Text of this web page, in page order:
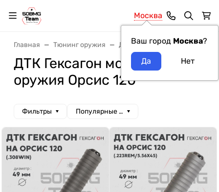
Москва
Ваш город Москва?
Главная Тюнинг оружия ДТК и Банки ДТК Гексагон
ДТК Гексагон модель
оружия Орсис 120
Фильтры Популярные сначала